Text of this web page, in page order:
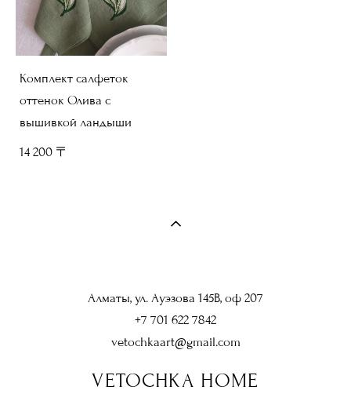
Комплект салфеток
оттенок Олива с
вышивкой ландыши
14 200 〒
Алматы, ул. Ауэзова 145В, оф 207
+7 701 622 7842
vetochkaart@gmail.com
VETOCHKA HOME